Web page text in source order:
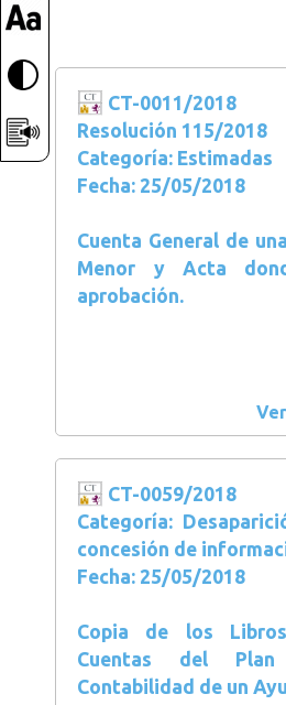
CT-0011/2018
Resolución 115/2018
Categoría: Estimadas
Fecha: 25/05/2018
Cuenta General de
Menor y Acta
aprobación.
CT-0059/2018
Categoría:
concesión de
Fecha: 25/05/2018
Copia de los
Cuentas del
Contabilidad de un